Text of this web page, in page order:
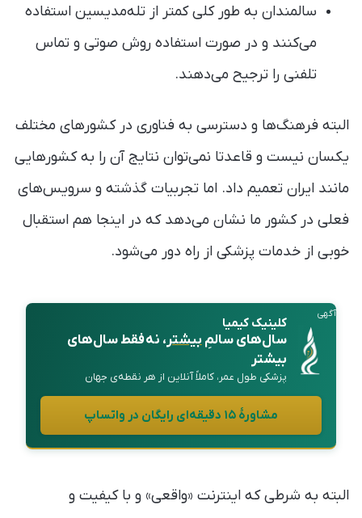
سالمندان به طور کلی کمتر از تله‌مدیسین استفاده
می‌کنند و در صورت استفاده روش صوتی و تماس
تلفنی را ترجیح می‌دهند.
البته فرهنگ‌ها و دسترسی به فناوری در کشورهای مختلف
یکسان نیست و قاعدتا نمی‌توان نتایج آن را به کشورهایی
مانند ایران تعمیم داد. اما تجربیات گذشته و سرویس‌های
فعلی در کشور ما نشان می‌دهد که در اینجا هم استقبال
خوبی از خدمات پزشکی از راه دور می‌شود.
آگهی
کلینیک کیمیا
سال‌های سالمِبیشتر، نه فقط سال‌های
بیشتر
پزشکی طول عمر، کاملاً آنلاین از هر نقطه‌ی جهان
مشاورهٔ ۱۵ دقیقه‌ای رایگان در واتساپ
البته به شرطی که اینترنت «واقعی» و با کیفیت و